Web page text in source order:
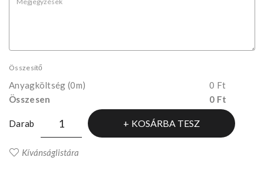
Összesítő
Anyagköltség (0m)
0 Ft
Összesen
0 Ft
Darab KOSÁRBA TESZ
Kívánságlistára